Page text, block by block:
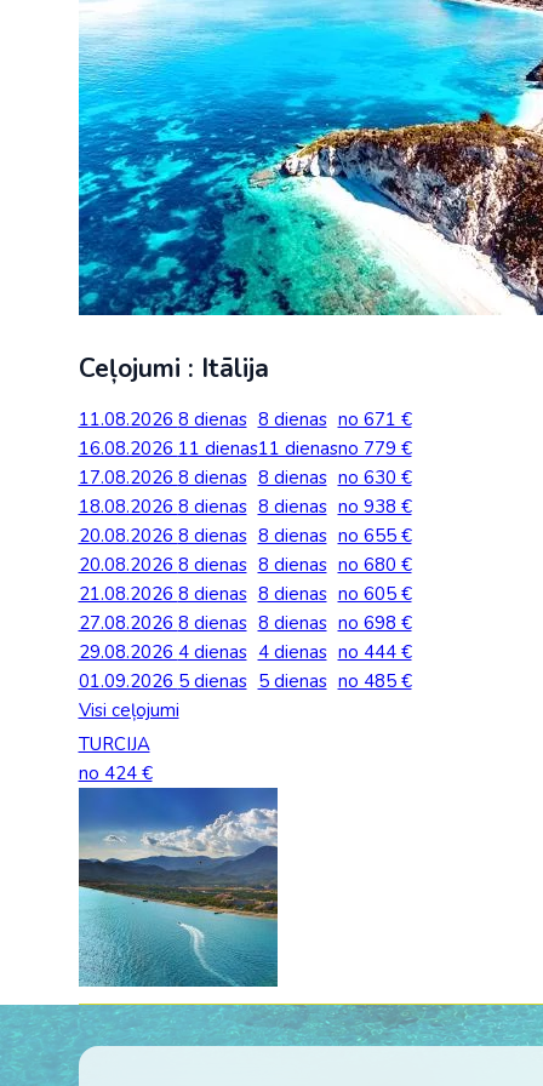
Ceļojumi : Itālija
11.08.2026 8 dienas 8 dienas no 671 €
16.08.2026 11 dienas11 dienasno 779 €
17.08.2026 8 dienas 8 dienas no 630 €
18.08.2026 8 dienas 8 dienas no 938 €
20.08.2026 8 dienas 8 dienas no 655 €
20.08.2026 8 dienas 8 dienas no 680 €
21.08.2026 8 dienas 8 dienas no 605 €
27.08.2026 8 dienas 8 dienas no 698 €
29.08.2026 4 dienas 4 dienas no 444 €
01.09.2026 5 dienas 5 dienas no 485 €
Visi ceļojumi
TURCIJA
no 424 €